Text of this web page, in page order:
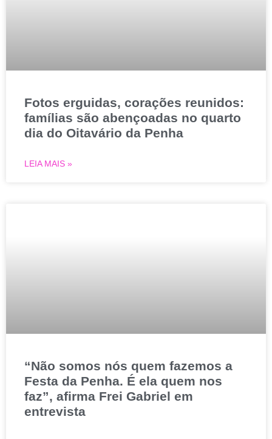
Fotos erguidas, corações reunidos:
famílias são abençoadas no quarto
dia do Oitavário da Penha
LEIA MAIS »
“Não somos nós quem fazemos a
Festa da Penha. É ela quem nos
faz”, afirma Frei Gabriel em
entrevista